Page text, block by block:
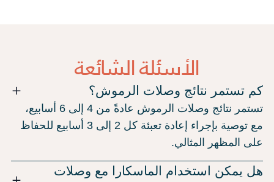
الأسئلة الشائعة
كم تستمر نتائج وصلات الرموش؟
تستمر نتائج وصلات الرموش عادةً من 4 إلى 6 أسابيع،
مع توصية بإجراء إعادة تعبئة كل 2 إلى 3 أسابيع للحفاظ
على المظهر المثالي.
هل يمكن استخدام الماسكارا مع وصلات